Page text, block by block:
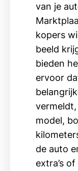
van je
kopers
beeld
bieden
ervoor
model,
de auto
extra’s